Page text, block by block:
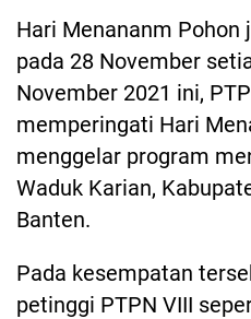
Hari Menananm
pada 28 November
November 2021 ini,
memperingati Hari
menggelar program
Waduk Karian,
Banten.
Pada kesempatan
petinggi PTPN VIII